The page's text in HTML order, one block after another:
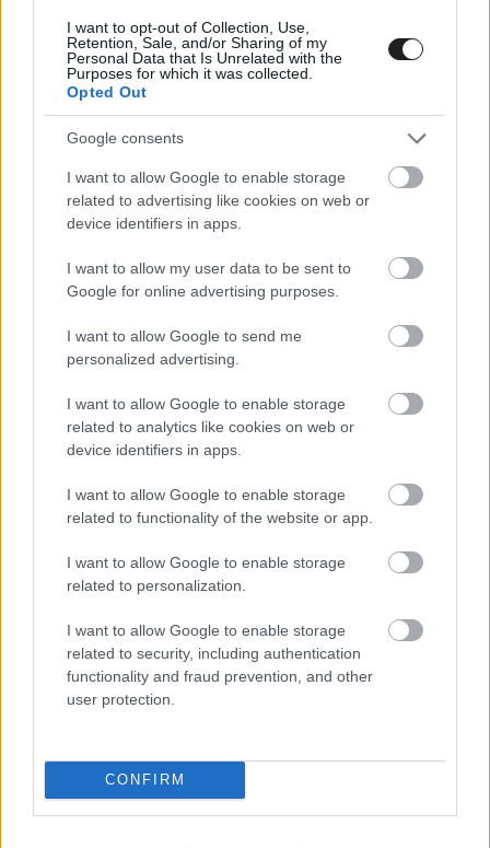
I want to opt-out of Collection, Use,
Retention, Sale, and/or Sharing of my
Personal Data that Is Unrelated with the
Purposes for which it was collected.
Opted Out
Google consents
I want to allow Google to enable storage
related to advertising like cookies on web or
device identifiers in apps.
I want to allow my user data to be sent to
Google for online advertising purposes.
I want to allow Google to send me
personalized advertising.
I want to allow Google to enable storage
related to analytics like cookies on web or
device identifiers in apps.
I want to allow Google to enable storage
related to functionality of the website or app.
I want to allow Google to enable storage
related to personalization.
I want to allow Google to enable storage
related to security, including authentication
functionality and fraud prevention, and other
user protection.
CONFIRM
az új autókkal úgy hiszem, hogy tudni fogom
tartani a lépést. Remélem ez segíteni fog abban,
hogy gyors legyek majd azokon a pályákon.”
A NIO 333 csapatfőnöke, Alex Hui, tud mindent
Ticktum magabiztosságáról és hogy milyen
gyors lehet a pályákon.
„Tudjuk, hogy Dan-nek a második szezon csak
jobb lehet. Mivel az előző szezon csak egy
Ugyanakkor úgy véli, még több munkát kell
belefektetniük a fejlesztésekbe.